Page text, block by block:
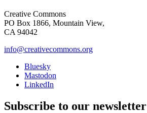
Creative Commons
PO Box 1866, Mountain View,
CA 94042
info@creativecommons.org
Bluesky
Mastodon
LinkedIn
Subscribe to our newsletter